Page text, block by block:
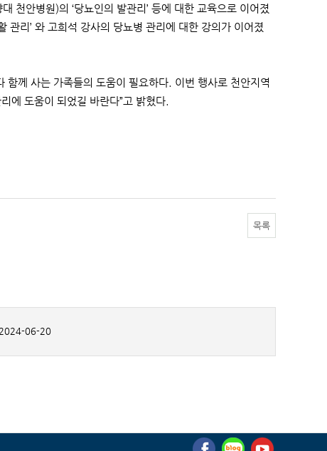
천안병원)의 ‘당뇨인의 발관리’ 등에 대한 교육으로 이어졌
관리’ 와 고희석 강사의 당뇨병 관리에 대한 강의가 이어졌
함께 사는 가족들의 도움이 필요하다. 이번 행사로 천안지역
에 도움이 되었길 바란다”고 밝혔다.
목록
2024-06-20